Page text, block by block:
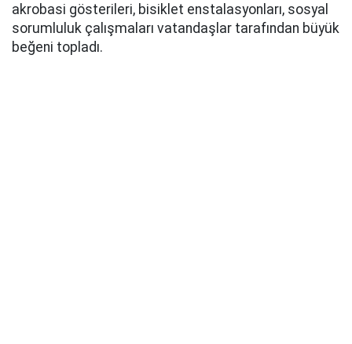
akrobasi gösterileri, bisiklet enstalasyonları, sosyal
sorumluluk çalışmaları vatandaşlar tarafından büyük
beğeni topladı.